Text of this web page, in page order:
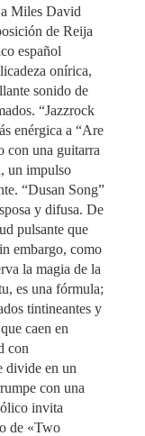
Miles David
de Reija
español
onírica,
sonido de
“Jazzrock
enérgica a “Are
con una guitarra
un impulso
“Dusan Song”
y difusa. De
pulsante que
embargo, como
la magia de la
es una fórmula;
tintineantes y
caen en
con
divide en un
con una
invita
de «Two